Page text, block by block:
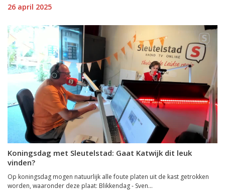
26 april 2025
Koningsdag met Sleutelstad: Gaat Katwijk dit leuk
vinden?
Op koningsdag mogen natuurlijk alle foute platen uit de kast getrokken
worden, waaronder deze plaat: Blikkendag - Sven...